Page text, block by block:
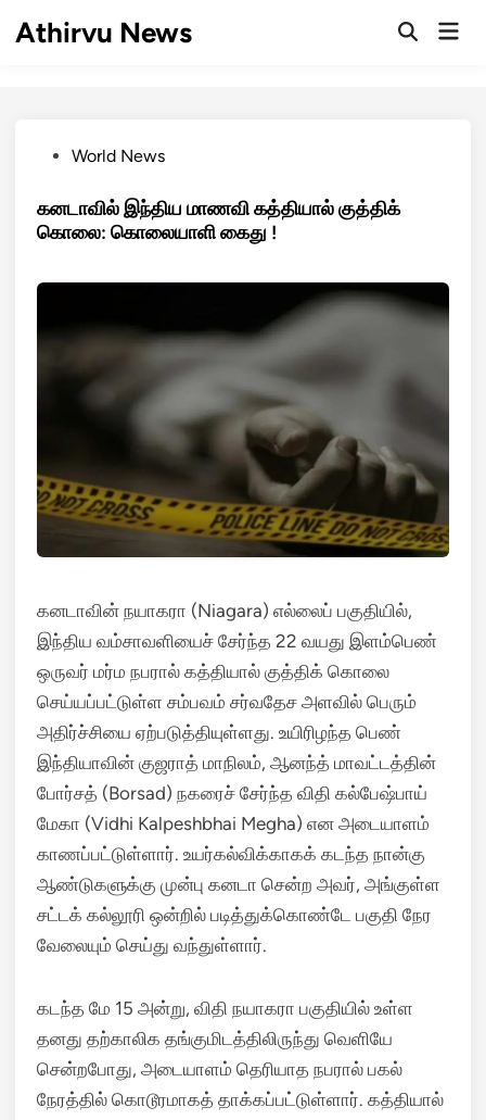
Athirvu News
OpenMain
PostedWorld News
கனடாவில் இந்திய மாணவி கத்தியால் குத்திக்
கொலை: கொலையாளி கைது !
கனடாவின் நயாகரா (Niagara) எல்லைப் பகுதியில்,
இந்திய வம்சாவளியைச் சேர்ந்த 22 வயது இளம்பெண்
ஒருவர் மர்ம நபரால் கத்தியால் குத்திக் கொலை
செய்யப்பட்டுள்ள சம்பவம் சர்வதேச அளவில் பெரும்
அதிர்ச்சியை ஏற்படுத்தியுள்ளது. உயிரிழந்த பெண்
இந்தியாவின் குஜராத் மாநிலம், ஆனந்த் மாவட்டத்தின்
போர்சத் (Borsad) நகரைச் சேர்ந்த விதி கல்பேஷ்பாய்
மேகா (Vidhi Kalpeshbhai Megha) என அடையாளம்
காணப்பட்டுள்ளார். உயர்கல்விக்காகக் கடந்த நான்கு
ஆண்டுகளுக்கு முன்பு கனடா சென்ற அவர், அங்குள்ள
சட்டக் கல்லூரி ஒன்றில் படித்துக்கொண்டே பகுதி நேர
வேலையும் செய்து வந்துள்ளார்.
கடந்த மே 15 அன்று, விதி நயாகரா பகுதியில் உள்ள
தனது தற்காலிக தங்குமிடத்திலிருந்து வெளியே
சென்றபோது, அடையாளம் தெரியாத நபரால் பகல்
நேரத்தில் கொடூரமாகத் தாக்கப்பட்டுள்ளார். கத்தியால்